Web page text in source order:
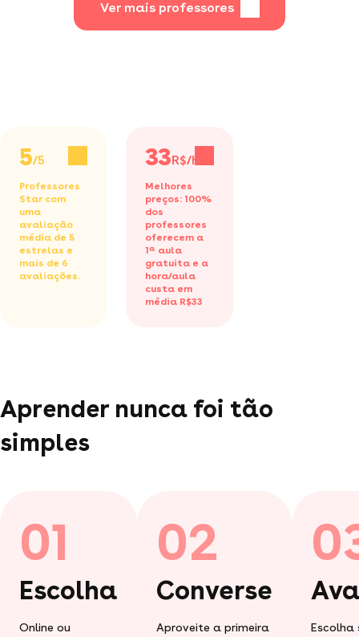
Ver mais professores
5/5
Professores
Star com
uma
avaliação
média de 5
estrelas e
mais de 6
avaliações.
33R$/h
Melhores
preços: 100%
dos
professores
oferecem a
1ª aula
gratuita e a
hora/aula
custa em
média R$33
Aprender nunca foi tão
simples
01
Escolha
Online ou
02
Converse
Aproveite a primeira
Escolha